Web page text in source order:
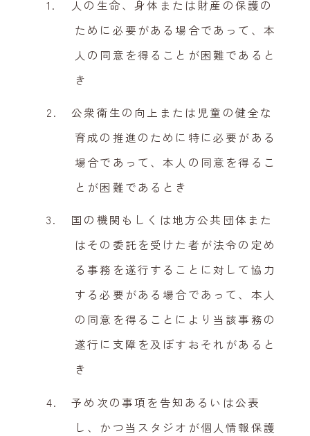
人の生命、身体または財産の保護の
ために必要がある場合であって、本
人の同意を得ることが困難であると
き
公衆衛生の向上または児童の健全な
育成の推進のために特に必要がある
場合であって、本人の同意を得るこ
とが困難であるとき
国の機関もしくは地方公共団体また
はその委託を受けた者が法令の定め
る事務を遂行することに対して協力
する必要がある場合であって、本人
の同意を得ることにより当該事務の
遂行に支障を及ぼすおそれがあると
き
予め次の事項を告知あるいは公表
し、かつ当スタジオが個人情報保護